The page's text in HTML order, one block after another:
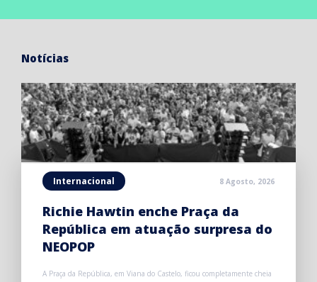
Notícias
Internacional 8 Agosto, 2026
Richie Hawtin enche Praça da
República em atuação surpresa do
NEOPOP
A Praça da República, em Viana do Castelo, ficou completamente cheia